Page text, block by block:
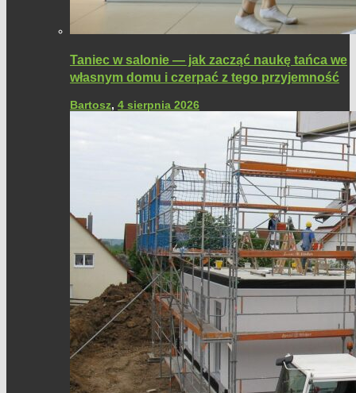
Taniec w salonie — jak zacząć naukę tańca we
własnym domu i czerpać z tego przyjemność
Bartosz, 4 sierpnia 2026